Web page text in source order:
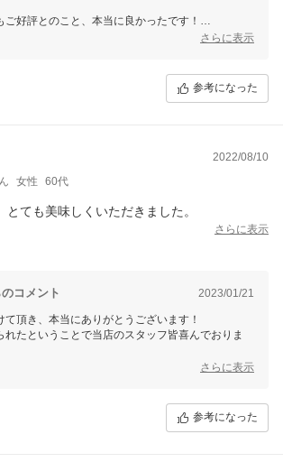
ご好評とのこと、本当に良かったです！
いたい！」と思って頂ける商品づくりを進めており
ります。
応致しますので、
ませ。
用をよろしくお願い致します！
さらに表示
参考になった
2022/08/10
女性 60代
ても美味しくいただきました。
さらに表示
コメント 2023/01/21
て頂き、本当にありがとうございます！
れたということで当店のスタッフ皆喜んでおりま
さらに表示
参考になった